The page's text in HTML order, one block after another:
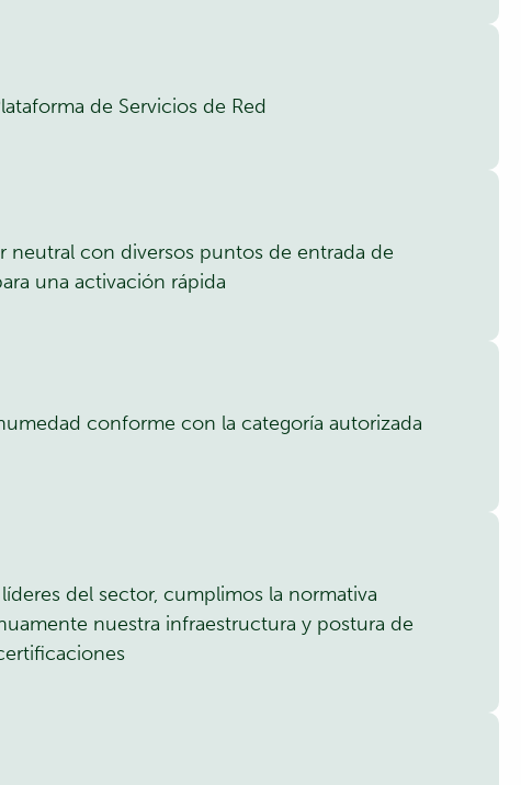
de Servicios de Red
neutral con diversos puntos de entrada de
una activación rápida
conforme con la categoría autorizada
del sector, cumplimos la normativa
nuestra infraestructura y postura de